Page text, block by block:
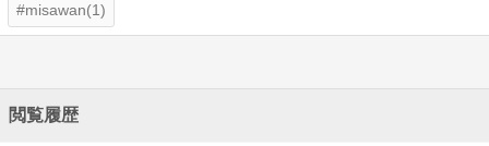
misawan(1)
閲覧履歴